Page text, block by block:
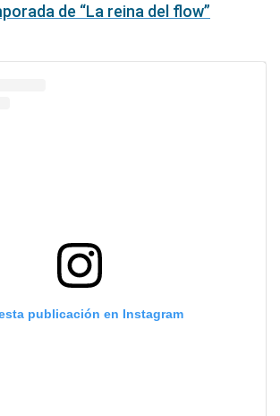
de “La reina del flow”
publicación en Instagram